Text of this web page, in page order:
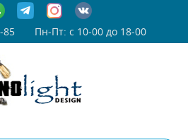
85 Пн-Пт: с 10-00 до 18-00